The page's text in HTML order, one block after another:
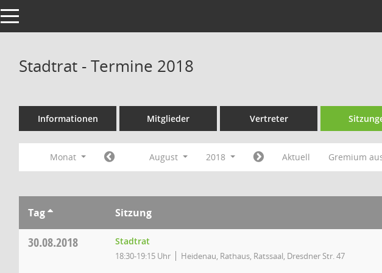
Toggle navigation
Stadtrat - Termine 2018
Informationen Mitglieder Vertreter
Monat August 2018 Aktuell Gremium
Tag Sitzung
30.08.2018 Stadtrat
18:30-19:15 Uhr Heidenau, Rathaus, Ratssaal, Dresdner Str. 47